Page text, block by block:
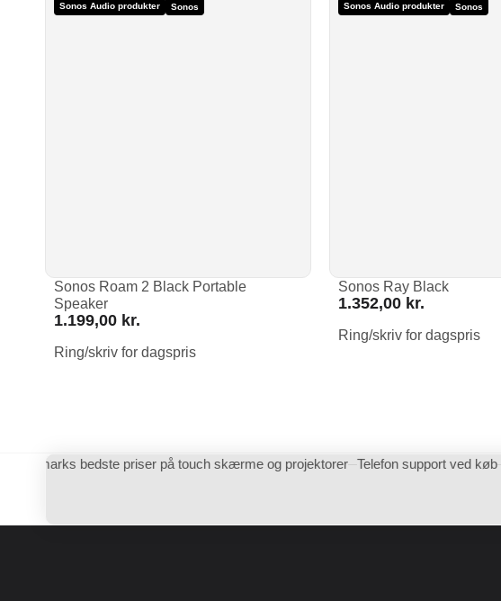
Sonos Audio produkter Sonos
Sonos Roam 2 Black Portable
Speaker
1.199,00 kr.
Ring/skriv for dagspris
Sonos Audio produkter Sonos
Sonos Ray Black
1.352,00 kr.
Ring/skriv for dagspris
Danmarks bedste priser på touch skærme og projektorer Telefon support ved køb